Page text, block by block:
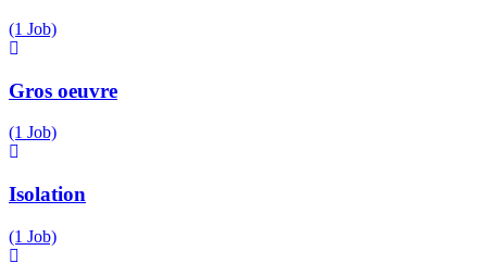
(1 Job)
Gros oeuvre
(1 Job)
Isolation
(1 Job)